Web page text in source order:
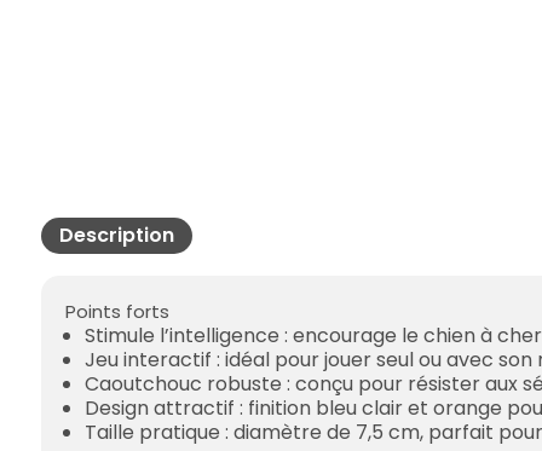
Description
Points forts
Stimule l’intelligence : encourage le chien à
Jeu interactif : idéal pour jouer seul ou avec son
Caoutchouc robuste : conçu pour résister aux
Design attractif : finition bleu clair et orange
Taille pratique : diamètre de 7,5 cm, parfait